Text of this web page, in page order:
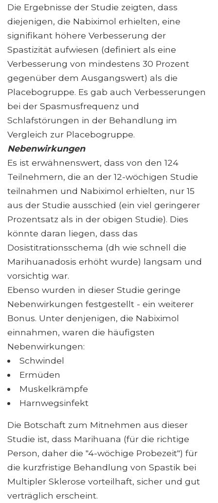
Die Ergebnisse der Studie zeigten, dass
diejenigen, die Nabiximol erhielten, eine
signifikant höhere Verbesserung der
Spastizität aufwiesen (definiert als eine
Verbesserung von mindestens 30 Prozent
gegenüber dem Ausgangswert) als die
Placebogruppe. Es gab auch Verbesserungen
bei der Spasmusfrequenz und
Schlafstörungen in der Behandlung im
Vergleich zur Placebogruppe.
Nebenwirkungen
Es ist erwähnenswert, dass von den 124
Teilnehmern, die an der 12-wöchigen Studie
teilnahmen und Nabiximol erhielten, nur 15
aus der Studie ausschied (ein viel geringerer
Prozentsatz als in der obigen Studie). Dies
könnte daran liegen, dass das
Dosistitrationsschema (dh wie schnell die
Marihuanadosis erhöht wurde) langsam und
vorsichtig war.
Ebenso wurden in dieser Studie geringe
Nebenwirkungen festgestellt - ein weiterer
Bonus. Unter denjenigen, die Nabiximol
einnahmen, waren die häufigsten
Nebenwirkungen:
Schwindel
Ermüden
Muskelkrämpfe
Harnwegsinfekt
Die Botschaft zum Mitnehmen aus dieser
Studie ist, dass Marihuana (für die richtige
Person, daher die "4-wöchige Probezeit") für
die kurzfristige Behandlung von Spastik bei
Multipler Sklerose vorteilhaft, sicher und gut
verträglich erscheint.